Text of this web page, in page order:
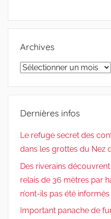
Archives
Archives
Dernières infos
Le refuge secret des
dans les grottes du Nez
Des riverains
relais de 36 mètres par
n’ont-ils pas été informés
Important panache de